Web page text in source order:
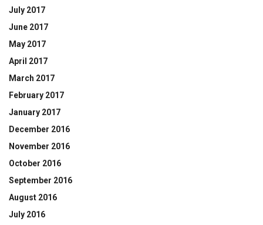
July 2017
June 2017
May 2017
April 2017
March 2017
February 2017
January 2017
December 2016
November 2016
October 2016
September 2016
August 2016
July 2016